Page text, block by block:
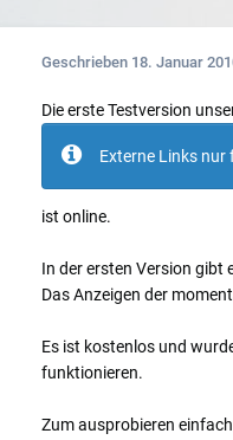
Geschrieben 18. Januar
Die erste Testversion
Externe Links
ist online.
In der ersten Version gibt
Das Anzeigen der
Es ist kostenlos und
funktionieren.
Zum ausprobieren